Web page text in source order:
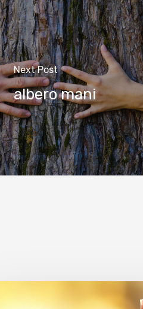
Next Post
albero mani